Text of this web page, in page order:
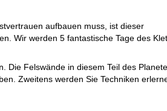
aufbauen muss, ist dieser
Wir werden 5 fantastische Tage des
Die Felswände in diesem Teil des
Zweitens werden Sie Techniken